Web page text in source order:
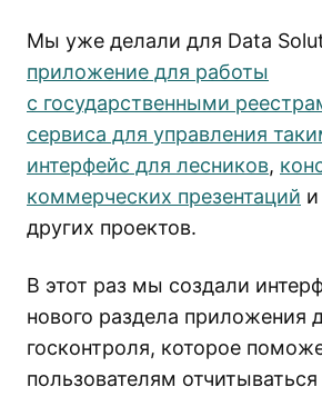
Мы уже делали для Data
приложение для работы
с государственными
сервиса для управления
интерфейс для лесников,
коммерческих презентаций
других проектов.
В этот раз мы создали
нового раздела приложения
госконтроля, которое
пользователям